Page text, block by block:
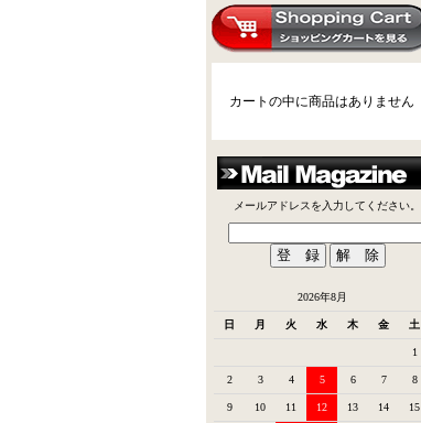
カートの中に商品はありません
メールアドレスを入力してください。
2026年8月
日 月 火 水 木 金 土
1
2 3 4 5 6 7 8
9 10 11 12 13 14 15